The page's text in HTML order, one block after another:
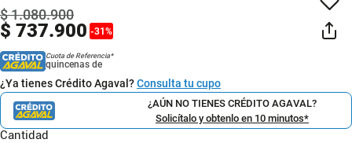
$ 737.900 -31%
$1.080.900
Cuota de Referencia*
quincenas de
¿Ya tienes Crédito Agaval?Consulta tu cupo
¿AÚN NO TIENES CRÉDITO AGAVAL?
Solicítalo y obtenlo en 10 minutos*
Cantidad